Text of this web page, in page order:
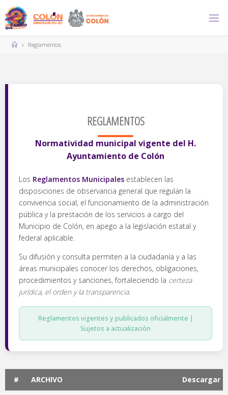
Reglamentos
REGLAMENTOS
Normatividad municipal vigente del H.
Ayuntamiento de Colón
Los Reglamentos Municipales establecen las
disposiciones de observancia general que regulan la
convivencia social, el funcionamiento de la administración
pública y la prestación de los servicios a cargo del
Municipio de Colón, en apego a la legislación estatal y
federal aplicable.
Su difusión y consulta permiten a la ciudadanía y a las
áreas municipales conocer los derechos, obligaciones,
procedimientos y sanciones, fortaleciendo la certeza
jurídica, el orden y la transparencia.
Reglamentos vigentes y publicados oficialmente |
Sujetos a actualización
# ARCHIVO Descargar